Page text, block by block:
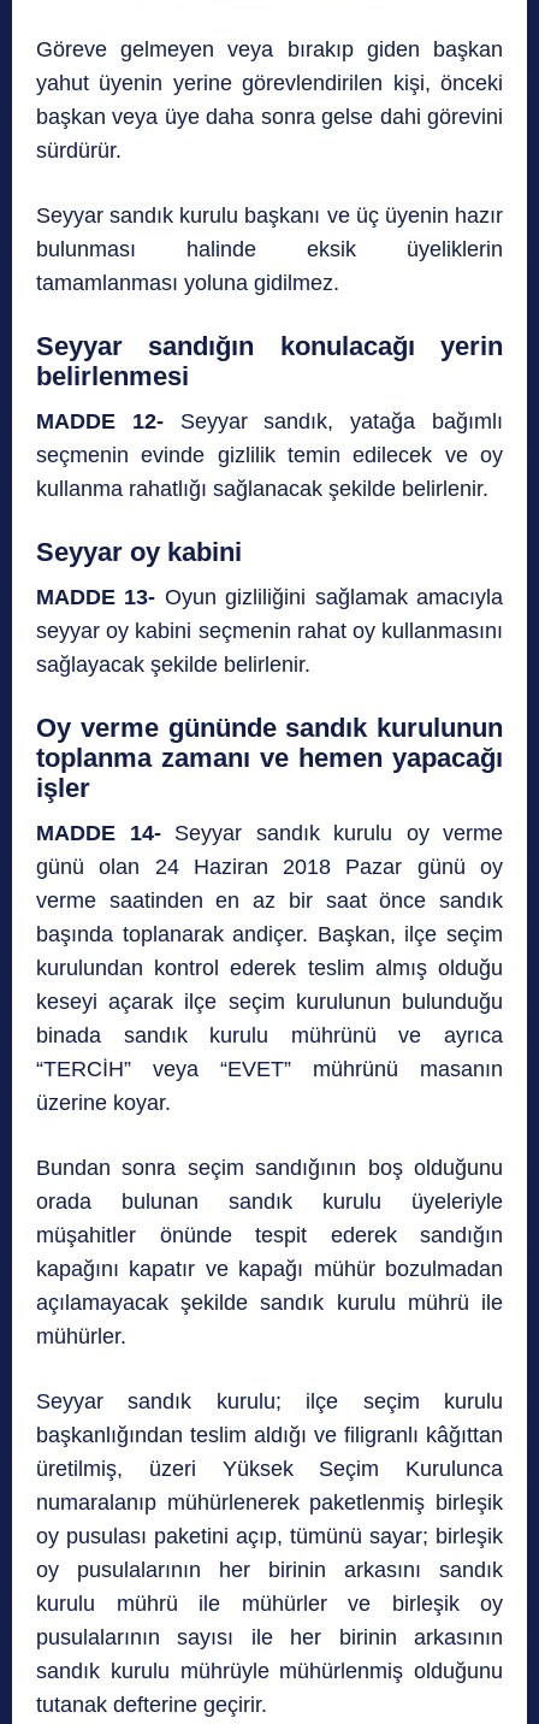
Göreve gelmeyen veya bırakıp giden başkan
yahut üyenin yerine görevlendirilen kişi, önceki
başkan veya üye daha sonra gelse dahi görevini
sürdürür.
Seyyar sandık kurulu başkanı ve üç üyenin hazır
bulunması halinde eksik üyeliklerin
tamamlanması yoluna gidilmez.
Seyyar sandığın konulacağı yerin
belirlenmesi
MADDE 12-Seyyar sandık, yatağa bağımlı
seçmenin evinde gizlilik temin edilecek ve oy
kullanma rahatlığı sağlanacak şekilde belirlenir.
Seyyar oy kabini
MADDE 13- Oyun gizliliğini sağlamak amacıyla
seyyar oy kabini seçmenin rahat oy kullanmasını
sağlayacak şekilde belirlenir.
Oy verme gününde sandık kurulunun
toplanma zamanı ve hemen yapacağı
işler
MADDE 14-Seyyar sandık kurulu oy verme
günü olan 24 Haziran 2018 Pazar günü oy
verme saatinden en az bir saat önce sandık
başında toplanarak andiçer. Başkan, ilçe seçim
kurulundan kontrol ederek teslim almış olduğu
keseyi açarak ilçe seçim kurulunun bulunduğu
binada sandık kurulu mührünü ve ayrıca
“TERCİH” veya “EVET” mührünü masanın
üzerine koyar.
Bundan sonra seçim sandığının boş olduğunu
orada bulunan sandık kurulu üyeleriyle
müşahitler önünde tespit ederek sandığın
kapağını kapatır ve kapağı mühür bozulmadan
açılamayacak şekilde sandık kurulu mührü ile
mühürler.
Seyyar sandık kurulu; ilçe seçim kurulu
başkanlığından teslim aldığı ve filigranlı kâğıttan
üretilmiş, üzeri Yüksek Seçim Kurulunca
numaralanıp mühürlenerek paketlenmiş birleşik
oy pusulası paketini açıp, tümünü sayar; birleşik
oy pusulalarının her birinin arkasını sandık
kurulu mührü ile mühürler ve birleşik oy
pusulalarının sayısı ile her birinin arkasının
sandık kurulu mührüyle mühürlenmiş olduğunu
tutanak defterine geçirir.